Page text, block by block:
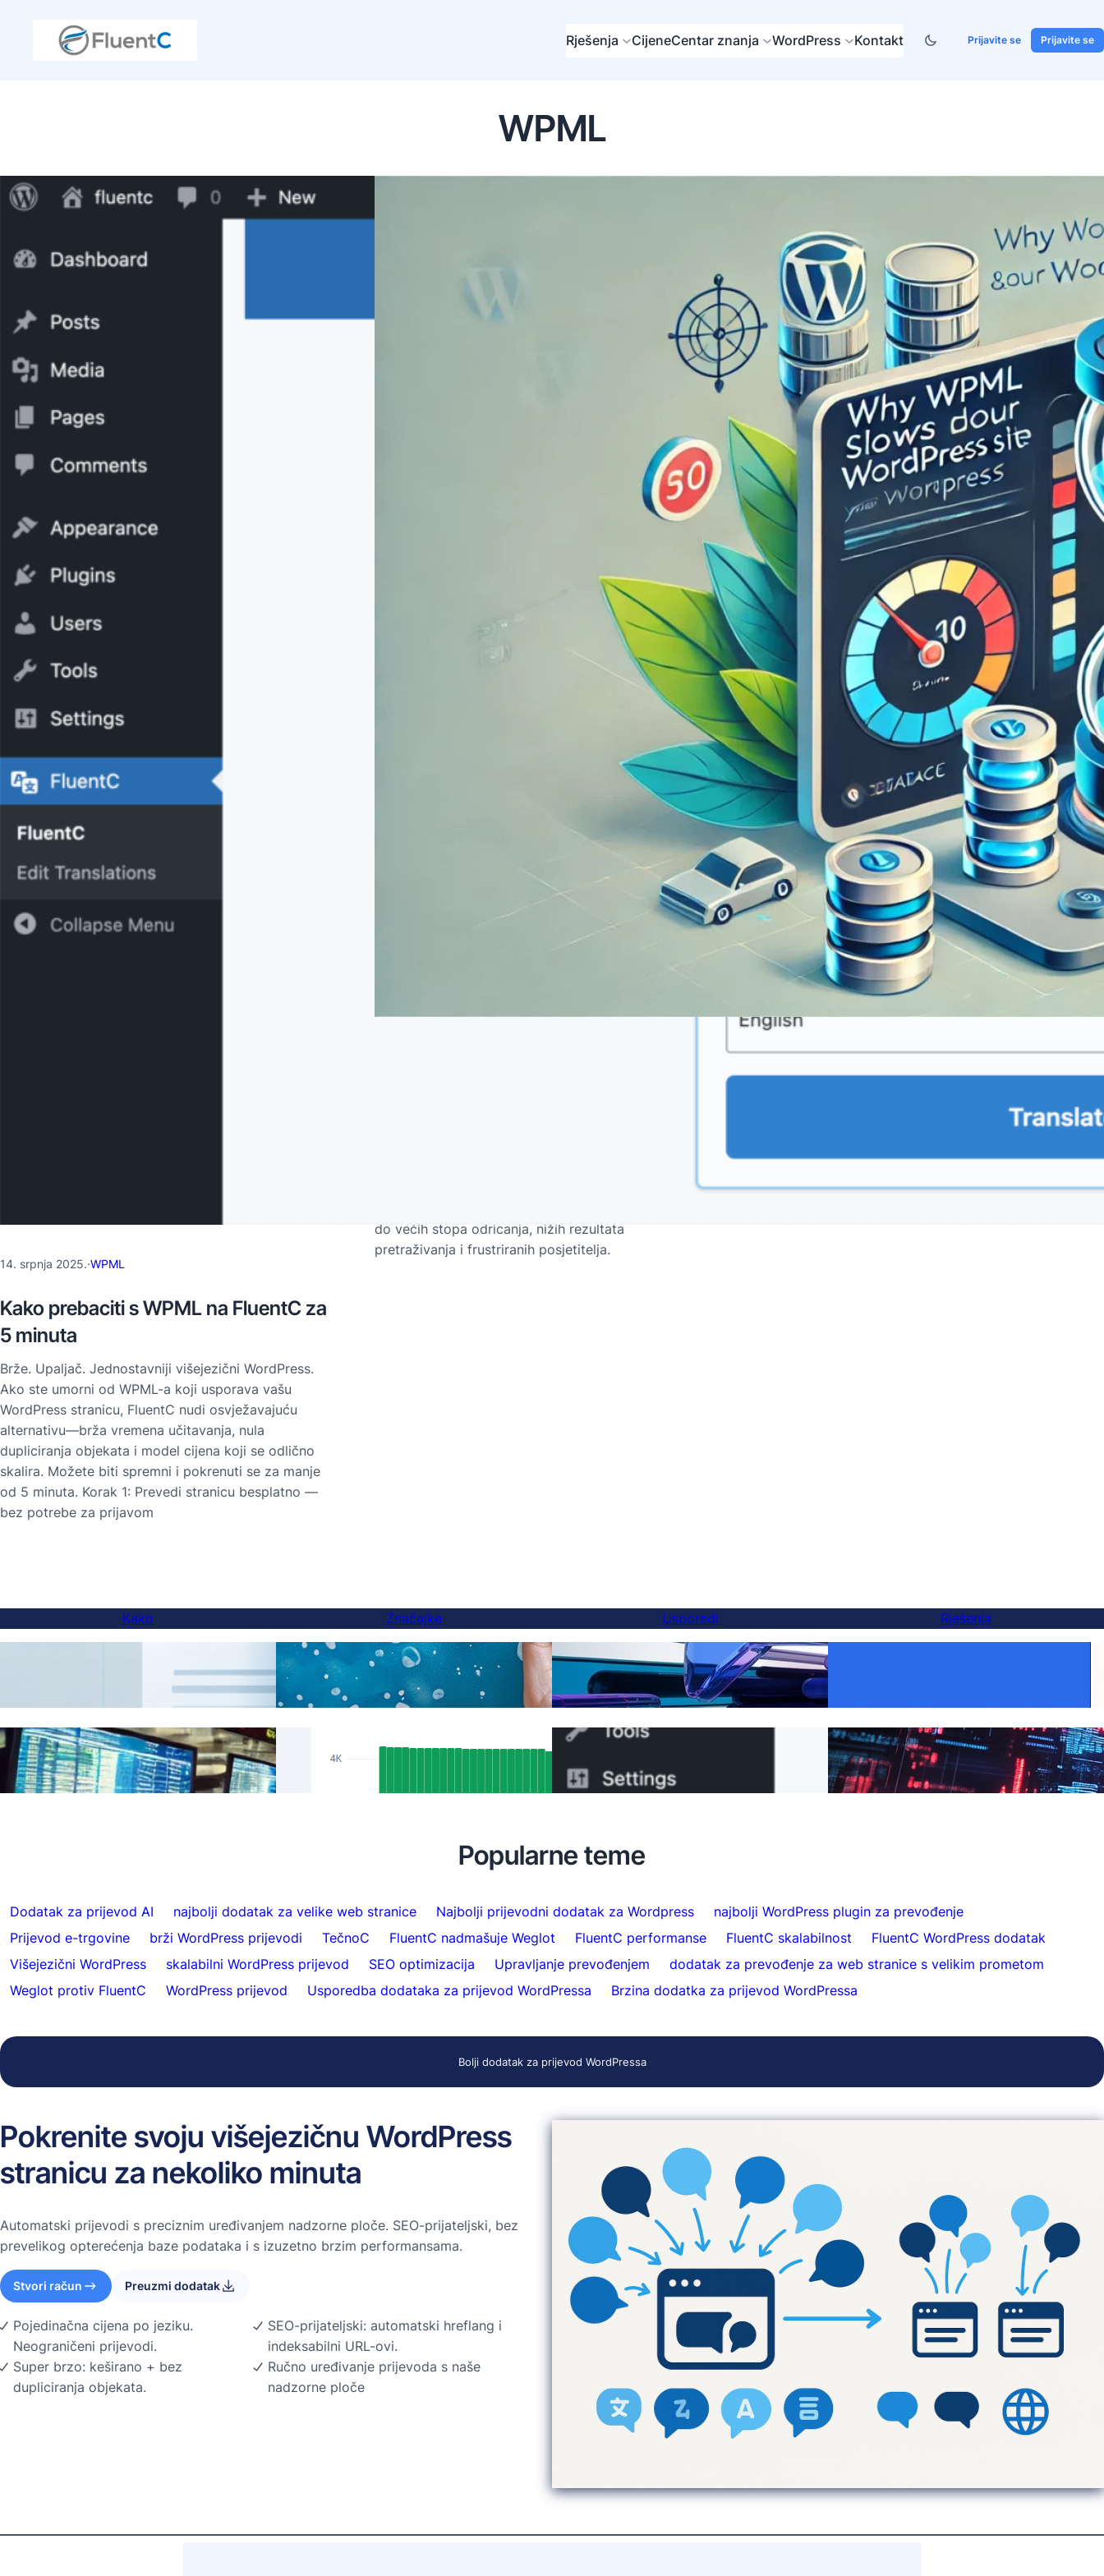
Rješenja CijeneCentar znanja WordPress Kontakt Prijavite se Prijavite se
WPML
14. srpnja 2025.·WPML
Kako prebaciti s WPML na FluentC za
5 minuta
Brže. Upaljač. Jednostavniji višejezični WordPress.
Ako ste umorni od WPML-a koji usporava vašu
WordPress stranicu, FluentC nudi osvježavajuću
alternativu—brža vremena učitavanja, nula
dupliciranja objekata i model cijena koji se odlično
skalira. Možete biti spremni i pokrenuti se za manje
od 5 minuta. Korak 1: Prevedi stranicu besplatno —
bez potrebe za prijavom
do većih stopa odricanja, nižih rezultata
pretraživanja i frustriranih posjetitelja.
Kako
Kako dodati preklopnik jezika na web
Preskoči prijevode za određeni sadržaj s
FluentC
Značajke
AI prijevodi
Stvarni SEO rezultati: Kako je FluentC-jeva
Usporedi
Na kraju, bolja alternativa Weglotu — i
možete se prebaciti za 5 minuta
minuta
Rješenja
Jednostavna prevođenje web stranica za
klijente
Popularne teme
Dodatak za prijevod AI najbolji dodatak za velike web stranice Najbolji prijevodni dodatak za Wordpress
najbolji WordPress plugin za prevođenje
Prijevod e-trgovine
brži WordPress prijevodi TečnoC FluentC nadmašuje Weglot FluentC performanse FluentC skalabilnost
FluentC WordPress dodatak
Višejezični WordPress
skalabilni WordPress prijevod SEO optimizacija Upravljanje prevođenjem
dodatak za prevođenje za web stranice s velikim prometom
Weglot protiv FluentC
WordPress prijevod Usporedba dodataka za prijevod WordPressa Brzina dodatka za prijevod WordPressa
Bolji dodatak za prijevod WordPressa
Pokrenite svoju višejezičnu WordPress
stranicu za nekoliko minuta
Automatski prijevodi s preciznim uređivanjem nadzorne ploče. SEO-prijateljski, bez
prevelikog opterećenja baze podataka i s izuzetno brzim performansama.
Stvori račun Preuzmi dodatak
Pojedinačna cijena po jeziku.
Neograničeni prijevodi.
Super brzo: keširano + bez
dupliciranja objekata.
SEO-prijateljski: automatski hreflang i
indeksabilni URL-ovi.
Ručno uređivanje prijevoda s naše
nadzorne ploče